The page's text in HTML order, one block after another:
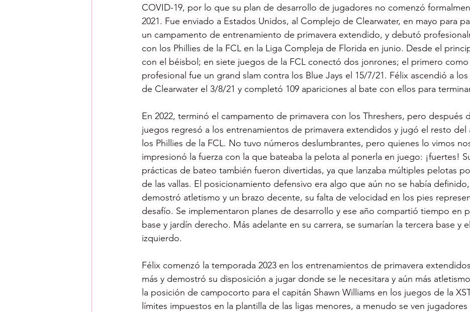
COVID-19, por lo que su plan de desarrollo de jugadores no comenzó
2021. Fue enviado a Estados Unidos, al Complejo de Clearwater, en mayo para
un campamento de entrenamiento de primavera extendido, y debutó
con los Phillies de la FCL en la Liga Compleja de Florida en junio. Desde el
con el béisbol; en siete juegos de la FCL conectó dos jonrones; el primero como
profesional fue un grand slam contra los Blue Jays el 15/7/21. Félix ascendió a los
de Clearwater el 3/8/21 y completó 109 apariciones al bate con ellos para
En 2022, terminó el campamento de primavera con los Threshers, pero después
juegos regresó a los entrenamientos de primavera extendidos y jugó el resto del
los Phillies de la FCL. No tuvo números deslumbrantes, pero quienes lo vimos
impresionó la fuerza con la que bateaba la pelota al ponerla en juego: ¡fuertes!
prácticas de bateo también fueron divertidas, ya que lanzaba múltiples pelotas
de las vallas. El posicionamiento defensivo era algo que aún no se había
demostró atletismo y un brazo decente, su falta de velocidad en los pies
desafío. Se implementaron planes de desarrollo y ese año compartió tiempo en
base y jardín derecho. Más adelante en su carrera, se sumarían la tercera base y
izquierdo.
Félix comenzó la temporada 2023 en los entrenamientos de primavera
más y demostró su disposición a jugar donde se le necesitara y aún más
la posición de campocorto para el capitán Shawn Williams en los juegos de la
límites impuestos en la plantilla de las ligas menores, a menudo se ven jugadores